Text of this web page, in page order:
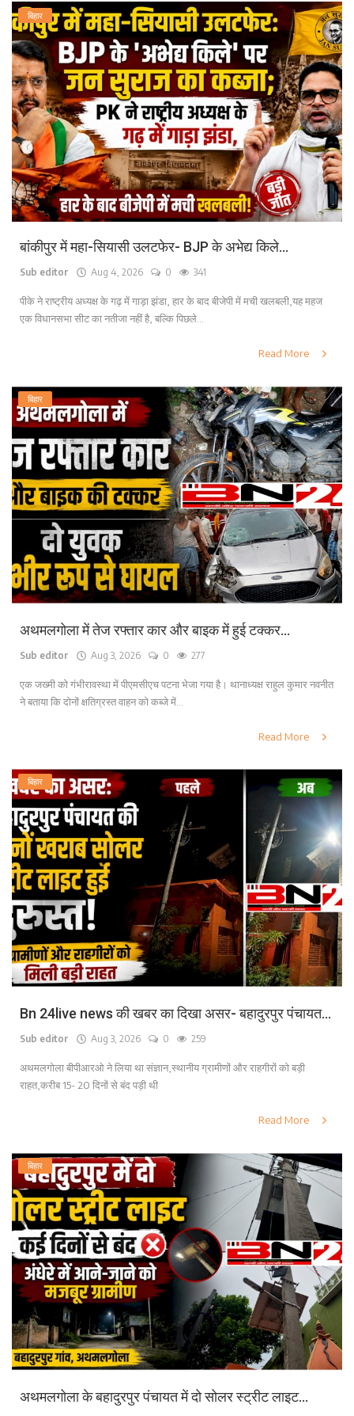
बिहार
बांकीपुर में महा-सियासी उलटफेर- BJP के अभेद्य किले...
Sub editor Aug 4, 2026 0 341
पीके ने राष्ट्रीय अध्यक्ष के गढ़ में गाड़ा झंडा, हार के बाद बीजेपी में मची खलबली,यह महज
एक विधानसभा सीट का नतीजा नहीं है, बल्कि पिछले...
Read More
बिहार
अथमलगोला में तेज रफ्तार कार और बाइक में हुई टक्कर...
Sub editor Aug 3, 2026 0 277
एक जख्मी को गंभीरावस्था में पीएमसीएच पटना भेजा गया है। थानाध्यक्ष राहुल कुमार नवनीत
ने बताया कि दोनों क्षतिग्रस्त वाहन को कब्जे में...
Read More
बिहार
Bn 24live news की खबर का दिखा असर- बहादुरपुर पंचायत...
Sub editor Aug 3, 2026 0 259
अथमलगोला बीपीआरओ ने लिया था संज्ञान,स्थानीय ग्रामीणों और राहगीरों को बड़ी
राहत,करीब 15- 20 दिनों से बंद पड़ी थी
Read More
बिहार
अथमलगोला के बहादुरपुर पंचायत में दो सोलर स्ट्रीट लाइट...